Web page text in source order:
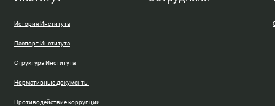
История Института
Паспорт Института
Структура Института
Нормативные документы
Противодействие коррупции